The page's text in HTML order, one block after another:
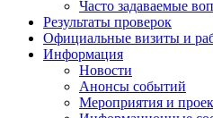
Часто задаваемые
Результаты проверок
Официальные визиты и
Информация
Новости
Анонсы событий
Мероприятия и